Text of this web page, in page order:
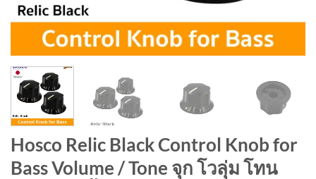
Hosco Relic Black Control Knob for
Bass Volume / Tone จุก โวลุ่ม โทน